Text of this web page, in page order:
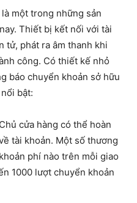
một trong những sản
Thiết bị kết nối với tài
tử, phát ra âm thanh khi
công. Có thiết kế nhỏ
báo chuyển khoản sở hữu
bật:
Chủ cửa hàng có thể hoàn
tài khoản. Một số thương
phí nào trên mỗi giao
1000 lượt chuyển khoản